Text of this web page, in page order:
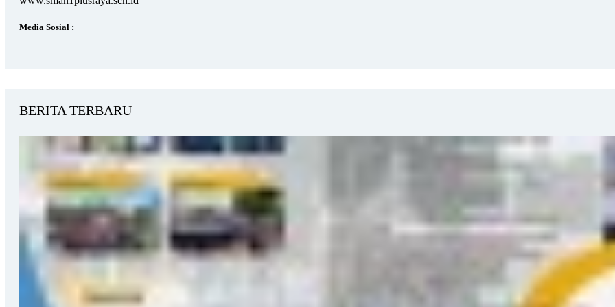
Media Sosial :
BERITA TERBARU